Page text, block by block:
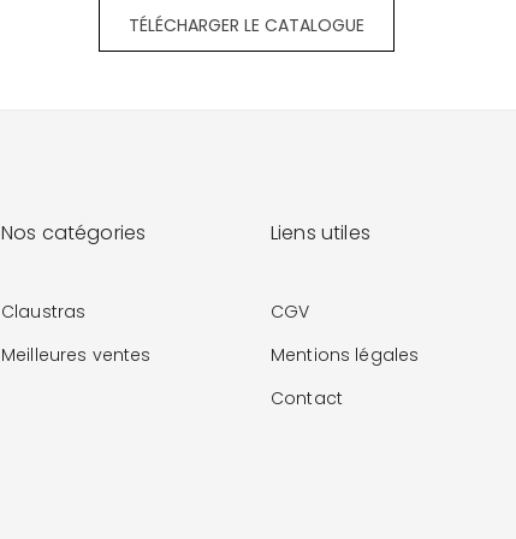
TÉLÉCHARGER LE CATALOGUE
Nos catégories
Claustras
Meilleures ventes
Liens utiles
CGV
Mentions légales
Contact